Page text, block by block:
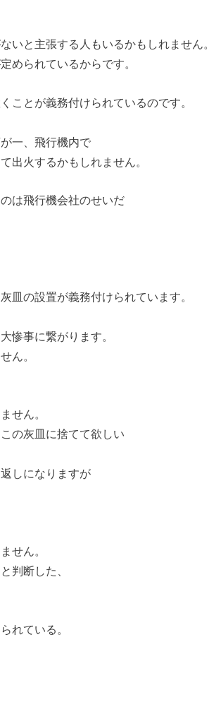
いと主張する人もいるかもしれません。
められているからです。
ことが義務付けられているのです。
一、飛行機内で
出火するかもしれません。
は飛行機会社のせいだ
皿の設置が義務付けられています。
惨事に繋がります。
ん。
せん。
の灰皿に捨てて欲しい
しになりますが
せん。
判断した、
れている。